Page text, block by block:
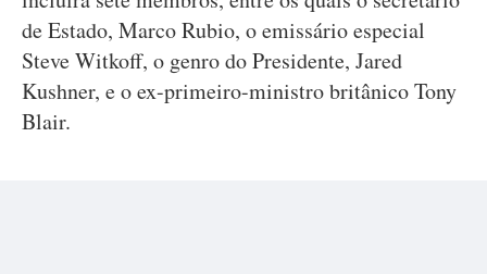
de Estado, Marco Rubio, o emissário especial
Steve Witkoff, o genro do Presidente, Jared
Kushner, e o ex-primeiro-ministro britânico Tony
Blair.